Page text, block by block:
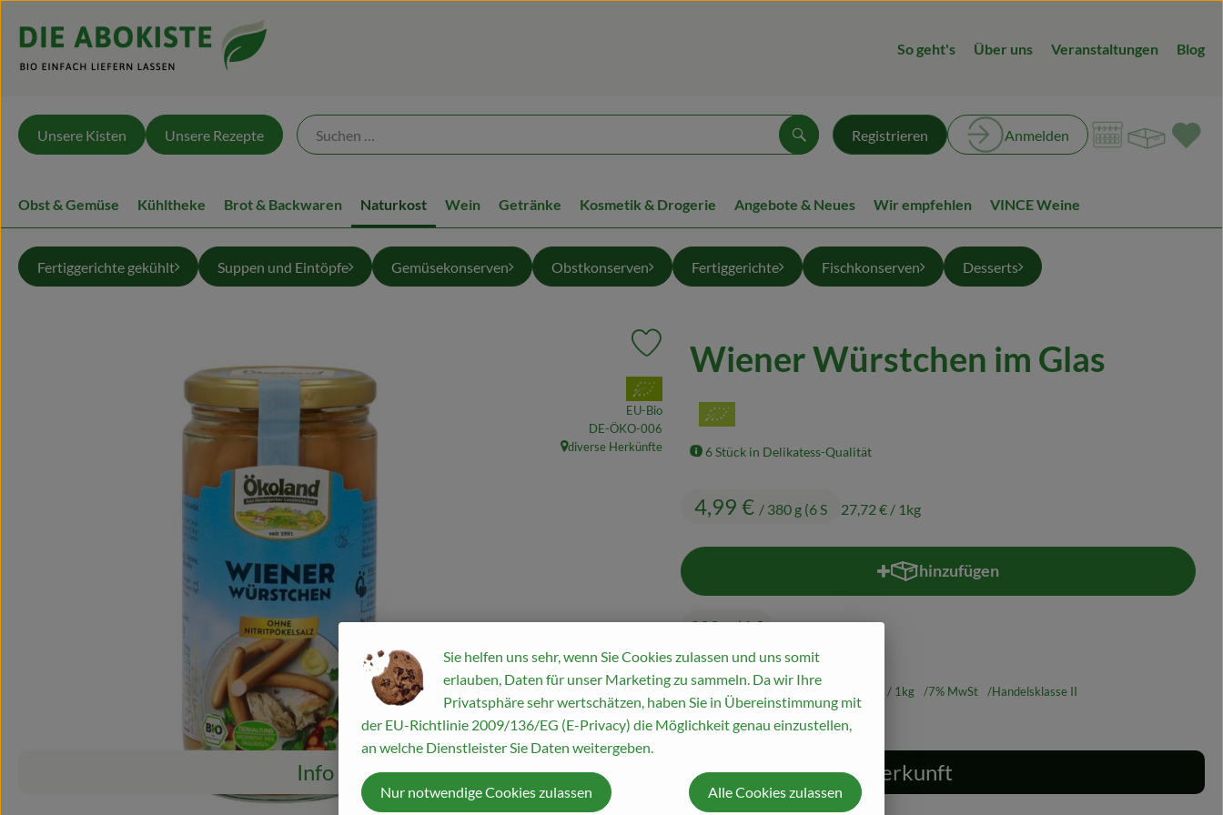
So geht's Über uns Veranstaltungen Blog
Registrieren Anmelden
Suchen
Unsere Kisten Unsere Rezepte
Obst & Gemüse Kühltheke Brot & Backwaren Naturkost Wein Getränke Kosmetik & Drogerie Angebote & Neues Wir empfehlen VINCE Weine
Fertiggerichte gekühlt Suppen und Eintöpfe Gemüsekonserven Obstkonserven Fertiggerichte Fischkonserven Desserts
Wiener Würstchen im Glas
6 Stück in Delikatess-Qualität
4,99 € / 380 g (6 S 27,72 € / 1kg
Produkt zu Favouriten hinzufügen
, Verband:
EU-Bio
, Kontrollstelle:
DE-ÖKO-006
, Herkunft:
diverse Herkünfte
hinzufügen
Produkt zum Warenkorb hinzufügen
380 g (6 S
/ 1kg 7% MwSt Handelsklasse II
Rezepte
Info
Herkunft
Es wurden keine passenden Rezepte gefunden.
Sie helfen uns sehr, wenn Sie Cookies zulassen und uns somit
erlauben, Daten für unser Marketing zu sammeln. Da wir Ihre
Privatsphäre sehr wertschätzen, haben Sie in Übereinstimmung mit
der EU-Richtlinie 2009/136/EG (E-Privacy) die Möglichkeit genau einzustellen,
an welche Dienstleister Sie Daten weitergeben.
Nur notwendige Cookies zulassen Alle Cookies zulassen